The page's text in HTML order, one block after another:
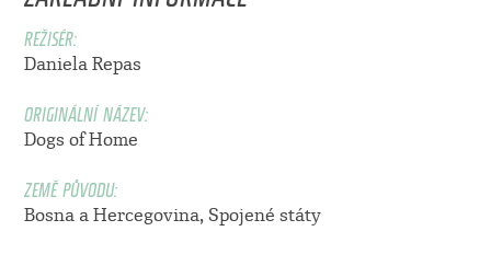
REŽISÉR:
Daniela Repas
ORIGINÁLNÍ NÁZEV:
Dogs of Home
ZEMĚ PŮVODU:
Bosna a Hercegovina, Spojené státy